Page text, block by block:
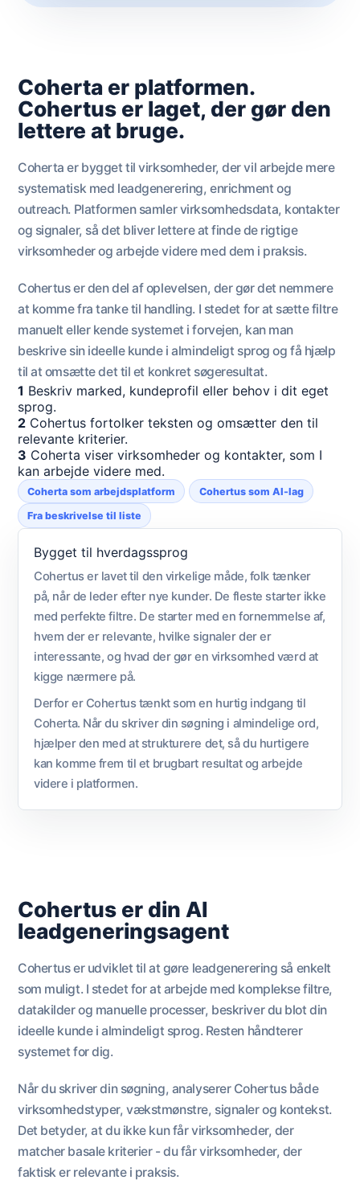
Coherta er platformen.
Cohertus er laget, der gør den
lettere at bruge.
Coherta er bygget til virksomheder, der vil arbejde mere
systematisk med leadgenerering, enrichment og
outreach. Platformen samler virksomhedsdata, kontakter
og signaler, så det bliver lettere at finde de rigtige
virksomheder og arbejde videre med dem i praksis.
Cohertus er den del af oplevelsen, der gør det nemmere
at komme fra tanke til handling. I stedet for at sætte filtre
manuelt eller kende systemet i forvejen, kan man
beskrive sin ideelle kunde i almindeligt sprog og få hjælp
til at omsætte det til et konkret søgeresultat.
1 Beskriv marked, kundeprofil eller behov i dit eget
sprog.
2 Cohertus fortolker teksten og omsætter den til
relevante kriterier.
3 Coherta viser virksomheder og kontakter, som I
kan arbejde videre med.
Coherta som arbejdsplatform Cohertus som AI-lag
Fra beskrivelse til liste
Bygget til hverdagssprog
Cohertus er lavet til den virkelige måde, folk tænker
på, når de leder efter nye kunder. De fleste starter ikke
med perfekte filtre. De starter med en fornemmelse af,
hvem der er relevante, hvilke signaler der er
interessante, og hvad der gør en virksomhed værd at
kigge nærmere på.
Derfor er Cohertus tænkt som en hurtig indgang til
Coherta. Når du skriver din søgning i almindelige ord,
hjælper den med at strukturere det, så du hurtigere
kan komme frem til et brugbart resultat og arbejde
videre i platformen.
Cohertus er din AI
leadgeneringsagent
Cohertus er udviklet til at gøre leadgenerering så enkelt
som muligt. I stedet for at arbejde med komplekse filtre,
datakilder og manuelle processer, beskriver du blot din
ideelle kunde i almindeligt sprog. Resten håndterer
systemet for dig.
Når du skriver din søgning, analyserer Cohertus både
virksomhedstyper, vækstmønstre, signaler og kontekst.
Det betyder, at du ikke kun får virksomheder, der
matcher basale kriterier - du får virksomheder, der
faktisk er relevante i praksis.